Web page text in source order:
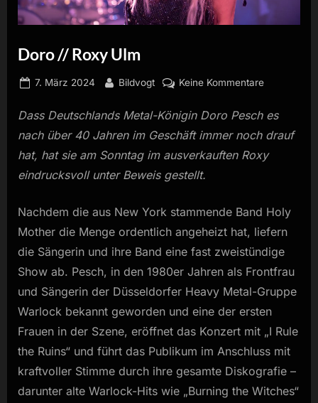
Doro // Roxy Ulm
Posted
7. März 2024 By
Bildvogt Keine Kommentarezu
//
Roxy
Dass Deutschlands Metal-Königin Doro Pesch es
nach über 40 Jahren im Geschäft immer noch drauf
hat, hat sie am Sonntag im ausverkauften Roxy
eindrucksvoll unter Beweis gestellt.
Nachdem die aus New York stammende Band Holy
Mother die Menge ordentlich angeheizt hat, liefern
die Sängerin und ihre Band eine fast zweistündige
Show ab. Pesch, in den 1980er Jahren als Frontfrau
und Sängerin der Düsseldorfer Heavy Metal-Gruppe
Warlock bekannt geworden und eine der ersten
Frauen in der Szene, eröffnet das Konzert mit „I Rule
the Ruins“ und führt das Publikum im Anschluss mit
kraftvoller Stimme durch ihre gesamte Diskografie –
darunter alte Warlock-Hits wie „Burning the Witches“